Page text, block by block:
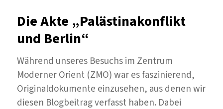
Zur
in
Die Akte „Palästinakonflikt
und Berlin“
Während unseres Besuchs im Zentrum
Moderner Orient (ZMO) war es faszinierend,
Originaldokumente einzusehen, aus denen wir
diesen Blogbeitrag verfasst haben. Dabei